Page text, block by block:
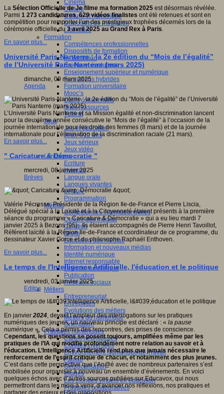
Cinéma
Culture
Culture et numérique
Dispositifs de médiation
Littérature
Formation
Compétences professionnelles
Dispositifs de formation
E- formation
Enjeux et évolutions
Enseignement supérieur et numérique
Formations hybrides
Formation universitaire
Mooc’s
Outils collaboratifs
Sites ressources
Tutorat
Jeux
Jeu et éducation
Jeux 4/12 ans
Jeux sérieux
Jeux vidéo
Langages
Ecriture
Humour
Langue orale
Langues vivantes
Lecture
Programmation
Médias
Compétences informationnelles
Culture des médias
Curation
Droits
Education aux médias
Information et nouveaux médias
Identité numérique
Internet responsable
Littératie numérique
Publication
Réseaux sociaux
Métiers
Entrepreneuriat
Entreprises
Evolutions des métiers
Métiers du numérique
Orientation
Pratiques numériques
Cartes heuristiques
Classes inversées
Environnement Numérique de Travail
Fablab
Géolocalisation
Images
Les mondes virtuels en éducation
Pratiques collaboratives
La Sélection Officielle de Je filme ma formation 2025 est désormais révélée.
Parmi 1 273 candidatures,629 vidéos finalistes ont été retenues et sont en
compétition pour remporter l’un des prestigieux trophées décernés lors de la
cérémonie officielle du 3 avril 2025 au Grand Rex à Paris.
En savoir plus...
Université Paris-Nanterre : la 2e édition du “Mois de l’égalité”
de l’Université Paris Nanterre (mars 2025)
dimanche, 09 mars 2025
Agenda
L’Université Paris Nanterre et sa Mission égalité et non-discrimination lancent
pour la deuxième année consécutive le “Mois de l’égalité” à l’occasion de la
journée internationale pour les droits des femmes (8 mars) et de la journée
internationale pour l’élimination de la discrimination raciale (21 mars).
En savoir plus...
" Caricature & Démocratie "
mercredi, 08 janvier 2025
Brèves
Valérie Pécresse, Présidente de la Région Ile-de-France et Pierre Liscia,
Délégué spécial à la Laïcité et à la Citoyenneté étaient présents à la première
séance du programme « Caricature & Démocratie » qui a eu lieu mardi 7
janvier 2025 à Bezons (95). Ils étaient accompagnés de Pierre Henri Tavoillot,
Référent laïcité à la Région Ile-de-France et coordinateur de ce programme, du
dessinateur Xavier Gorce et du philosophe Raphaël Enthoven.
En savoir plus...
Le temps de l'Intelligence Artificielle, l'éducation et le politique
vendredi, 03 janvier 2025
Editos
En janvier 2024, devant l’ampleur des interrogations sur les pratiques
numériques des jeunes, un nouveau principe est déclaré : « la pause
numérique ». Cela a permis des rencontres, des prises de conscience.
Cependant, les questions se posent toujours, amplifiées même par les
pratiques de l’IA qui modifie profondément notre relation au savoir et à
l’éducation. L’Intelligence Artificielle rend plus que jamais nécessaire le
renforcement de l’esprit critique de chacun, et notamment des plus jeunes.
C’est dans cette perspective que l’An@é avec de nombreux partenaires s’est
mobilisée pour organiser à nouveau un ensemble d’évènements. En voici
quelques échos avec d’autres sources publiées sur Educavox, qui nous
permettront dans les mois à venir, d’avancer nos réflexions, nos pratiques et